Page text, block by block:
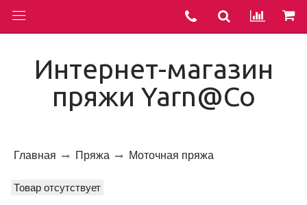
Интернет-магазин
пряжи Yarn@Co
Главная Пряжа Моточная пряжа
Товар отсутствует